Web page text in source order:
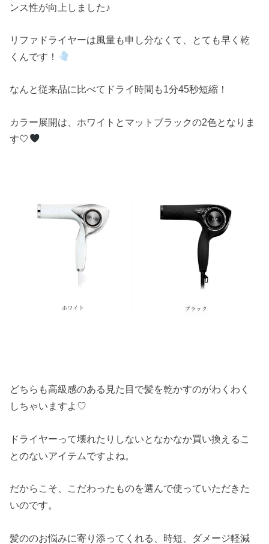
ンス性が向上しました♪
リファドライヤーは風量も申し分なくて、とても早く乾
くんです！
なんと従来品に比べてドライ時間も1分45秒短縮！
カラー展開は、ホワイトとマットブラックの2色となりま
す🤍
どちらも高級感のある見た目で髪を乾かすのがわくわく
しちゃいますよ♡
ドライヤーって壊れたりしないとなかなか買い換えるこ
とのないアイテムですよね。
だからこそ、こだわったものを選んで使っていただきた
いのです。
髪ののお悩みに寄り添ってくれる、時短、ダメージ軽減